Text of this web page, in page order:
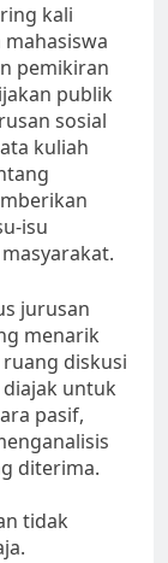
kali
pemikiran
publik
sosial
kuliah
isu
jurusan
menarik
diskusi
untuk
pasif,
diterima.
tidak